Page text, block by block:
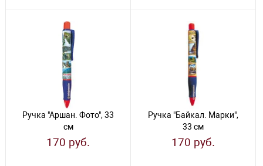
Ручка "Аршан. Фото", 33
см
170 руб.
Ручка "Байкал. Марки",
33 см
170 руб.